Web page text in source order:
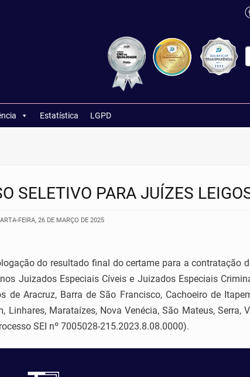
Estatística LGPD
SELETIVO PARA JUÍZES
FEIRA, 26 DE MARÇO DE 2025
do resultado final do certame para a contratação
Juizados Especiais Cíveis e Juizados Especiais
de Aracruz, Barra de São Francisco, Cachoeiro de
Linhares, Marataízes, Nova Venécia, São Mateus, Serra,
SEI nº 7005028-215.2023.8.08.0000).